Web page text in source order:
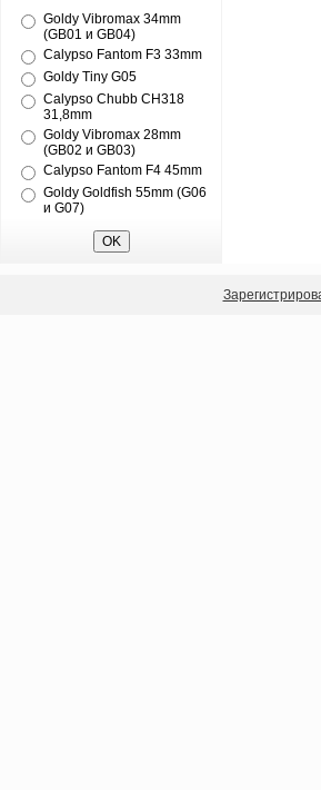
Goldy Vibromax 34mm
(GB01 и GB04)
Calypso Fantom F3 33mm
Goldy Tiny G05
Calypso Chubb CH318
31,8mm
Goldy Vibromax 28mm
(GB02 и GB03)
Calypso Fantom F4 45mm
Goldy Goldfish 55mm (G06
и G07)